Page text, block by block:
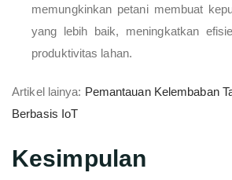
memungkinkan petani membuat
yang lebih baik, meningkatkan
produktivitas lahan.
Artikel lainya: Pemantauan Kelembaban
Berbasis IoT
Kesimpulan